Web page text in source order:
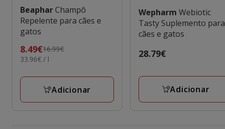
BeapharChampô
Repelente para cães e
gatos
Preço
anterior
8.49€16.99€
33.96€
L
33.96€ / l
Adicionar
WepharmWebiotic
Tasty Suplemento para
cães e gatos
Preço
28.79€
Adicionar